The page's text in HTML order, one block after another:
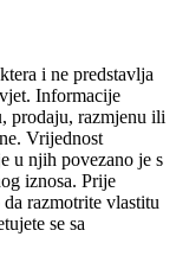
i ne predstavlja
Informacije
prodaju, razmjenu ili
Vrijednost
u njih povezano je s
iznosa. Prije
razmotrite vlastitu
se sa